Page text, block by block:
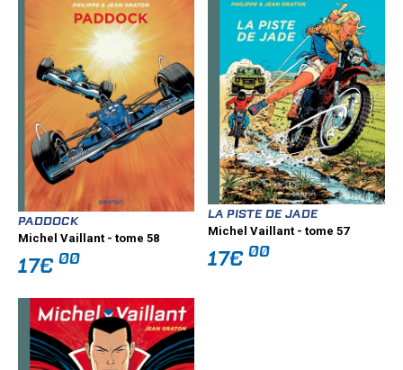
PADDOCK
Michel Vaillant - tome 58
17€00
LA PISTE DE JADE
Michel Vaillant - tome 57
17€00